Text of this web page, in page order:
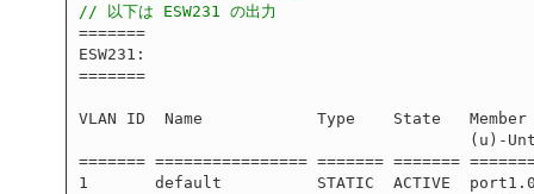
// 以下は ESW231 の出力
=======
ESW231:
=======
VLAN ID  Name            Type    State   Member
======= ================ ======= =======
1       default          STATIC  ACTIVE